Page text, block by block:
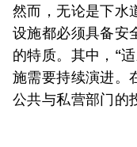
然而，无论是下水
设施都必须具备安
的特质。其中，“
施需要持续演进。
公共与私营部门的